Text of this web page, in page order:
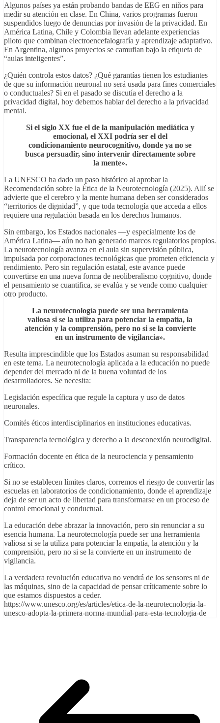
Algunos países ya están probando bandas de EEG en niños para
medir su atención en clase. En China, varios programas fueron
suspendidos luego de denuncias por invasión de la privacidad. En
América Latina, Chile y Colombia llevan adelante experiencias
piloto que combinan electroencefalografía y aprendizaje adaptativo.
En Argentina, algunos proyectos se camuflan bajo la etiqueta de
“aulas inteligentes”.
¿Quién controla estos datos? ¿Qué garantías tienen los estudiantes
de que su información neuronal no será usada para fines comerciales
o conductuales? Si en el pasado se discutía el derecho a la
privacidad digital, hoy debemos hablar del derecho a la privacidad
mental.
Si el siglo XX fue el de la manipulación mediática y
emocional, el XXI podría ser el del
condicionamiento neurocognitivo, donde ya no se
busca persuadir, sino intervenir directamente sobre
la mente».
La UNESCO ha dado un paso histórico al aprobar la
Recomendación sobre la Ética de la Neurotecnología (2025). Allí se
advierte que el cerebro y la mente humana deben ser considerados
“territorios de dignidad”, y que toda tecnología que acceda a ellos
requiere una regulación basada en los derechos humanos.
Sin embargo, los Estados nacionales —y especialmente los de
América Latina— aún no han generado marcos regulatorios propios.
La neurotecnología avanza en el aula sin supervisión pública,
impulsada por corporaciones tecnológicas que prometen eficiencia y
rendimiento. Pero sin regulación estatal, este avance puede
convertirse en una nueva forma de neoliberalismo cognitivo, donde
el pensamiento se cuantifica, se evalúa y se vende como cualquier
otro producto.
La neurotecnología puede ser una herramienta
valiosa si se la utiliza para potenciar la empatía, la
atención y la comprensión, pero no si se la convierte
en un instrumento de vigilancia».
Resulta imprescindible que los Estados asuman su responsabilidad
en este tema. La neurotecnología aplicada a la educación no puede
depender del mercado ni de la buena voluntad de los
desarrolladores. Se necesita:
Legislación específica que regule la captura y uso de datos
neuronales.
Comités éticos interdisciplinarios en instituciones educativas.
Transparencia tecnológica y derecho a la desconexión neurodigital.
Formación docente en ética de la neurociencia y pensamiento
crítico.
Si no se establecen límites claros, corremos el riesgo de convertir las
escuelas en laboratorios de condicionamiento, donde el aprendizaje
deja de ser un acto de libertad para transformarse en un proceso de
control emocional y conductual.
La educación debe abrazar la innovación, pero sin renunciar a su
esencia humana. La neurotecnología puede ser una herramienta
valiosa si se la utiliza para potenciar la empatía, la atención y la
comprensión, pero no si se la convierte en un instrumento de
vigilancia.
La verdadera revolución educativa no vendrá de los sensores ni de
las máquinas, sino de la capacidad de pensar críticamente sobre lo
que estamos dispuestos a ceder.
https://www.unesco.org/es/articles/etica-de-la-neurotecnologia-la-
unesco-adopta-la-primera-norma-mundial-para-esta-tecnologia-de